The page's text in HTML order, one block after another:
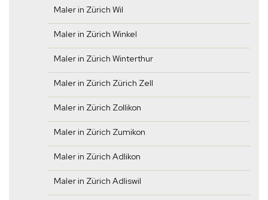
Maler in Zürich Wil
Maler in Zürich Winkel
Maler in Zürich Winterthur
Maler in Zürich Zürich Zell
Maler in Zürich Zollikon
Maler in Zürich Zumikon
Maler in Zürich Adlikon
Maler in Zürich Adliswil